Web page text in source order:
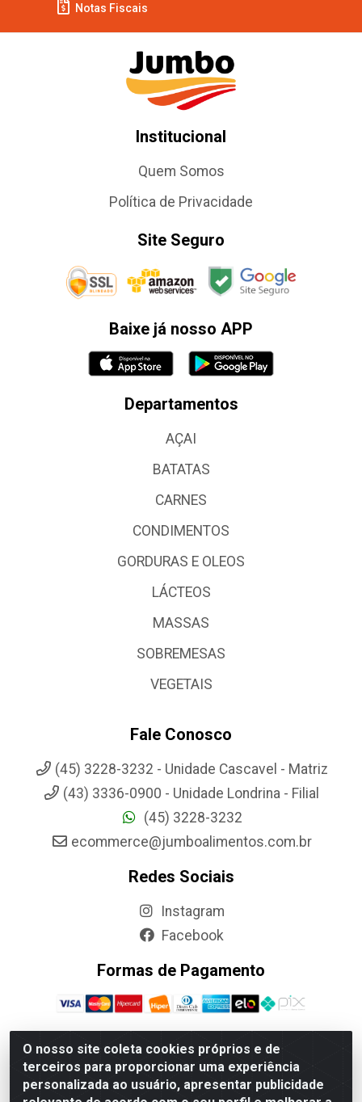
O nosso site coleta cookies próprios e de
terceiros para proporcionar uma experiência
personalizada ao usuário, apresentar publicidade
Notas Fiscais
Institucional
Quem Somos
Política de Privacidade
Site Seguro
Baixe já nosso APP
Departamentos
AÇAI
BATATAS
CARNES
CONDIMENTOS
GORDURAS E OLEOS
LÁCTEOS
MASSAS
SOBREMESAS
VEGETAIS
Fale Conosco
(45) 3228-3232 - Unidade Cascavel - Matriz
(43) 3336-0900 - Unidade Londrina - Filial
(45) 3228-3232
ecommerce@jumboalimentos.com.br
Redes Sociais
Instagram
Facebook
Formas de Pagamento
Jumbo Alimentos Cascavel - Matriz - Rua Itatiba Do Sul, 161 -
Santos Dumont, Cascavel-PR - CEP 85804-700- CNPJ